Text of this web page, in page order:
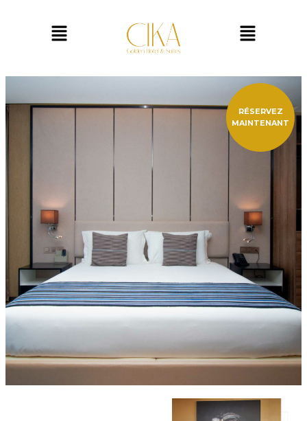
RÉSERVEZ
MAINTENANT